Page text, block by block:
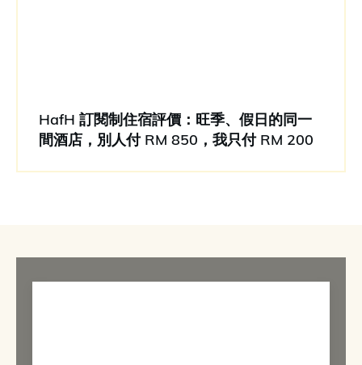
HafH 訂閱制住宿評價：旺季、假日的同一
間酒店，別人付 RM 850，我只付 RM 200